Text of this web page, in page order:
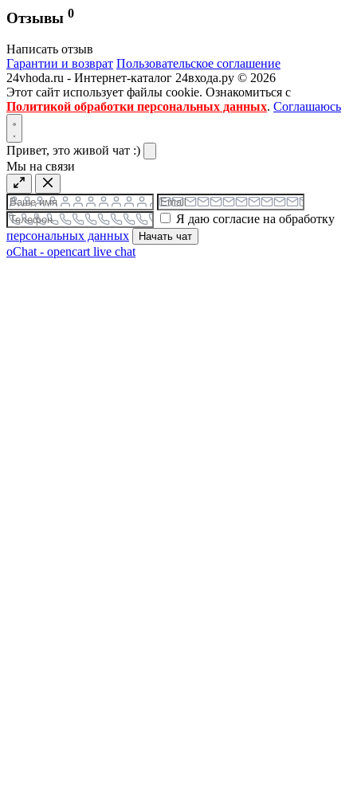
Отзывы 0
Написать отзыв
Гарантии и возврат Пользовательское соглашение
24vhoda.ru - Интернет-каталог 24входа.ру © 2026
Этот сайт использует файлы cookie. Ознакомиться с
Политикой обработки персональных данных. Соглашаюсь
Привет, это живой чат :)
Мы на связи
Я даю согласие на обработку
персональных данных
Начать чат
oChat - opencart live chat